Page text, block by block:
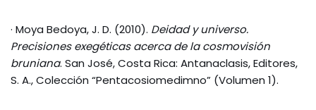
· Moya Bedoya, J. D. (2010). Deidad y universo.
Precisiones exegéticas acerca de la cosmovisión
bruniana. San José, Costa Rica: Antanaclasis, Editores,
S. A., Colección “Pentacosiomedimno” (Volumen 1).